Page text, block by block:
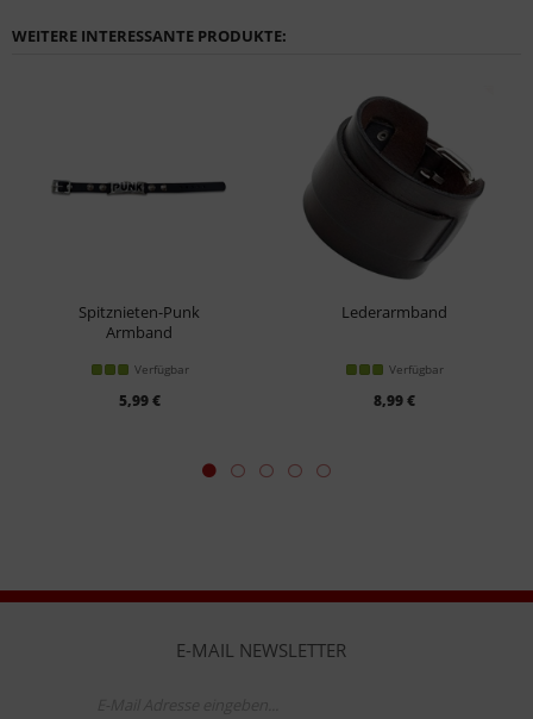
WEITERE INTERESSANTE PRODUKTE:
Spitznieten-Punk
Armband
Verfügbar
5,99 €
Lederarmband
Verfügbar
8,99 €
E-MAIL NEWSLETTER